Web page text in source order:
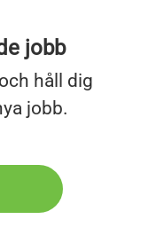
jobb
och håll dig
jobb.